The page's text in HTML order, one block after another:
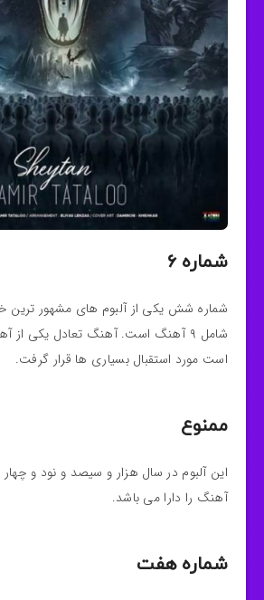
شماره ۶
شماره شش یکی از آلبوم های مشهور ترین
شامل ۹ آهنگ است‌. آهنگ تعادل یکی از
است مورد استقبال بسیاری ها قرار گرفت.
ممنوع
آهنگ را دارا می باشد.
شماره هفت